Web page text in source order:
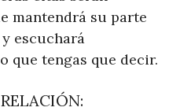
mantendrá su parte
escuchará
que tengas que decir.